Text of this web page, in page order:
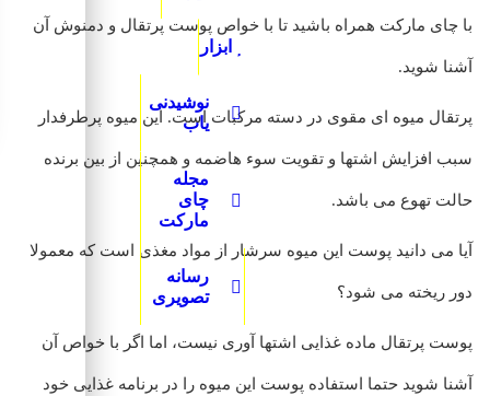
ابزار
نوشیدنی
یاب
مجله
چای
مارکت
رسانه
تصویری
با چای مارکت همراه باشید تا با خواص پوست پرتقال و دمنوش آن
آشنا شوید.
پرتقال میوه ای مقوی در دسته مرکبات است. این میوه پرطرفدار
سبب افزایش اشتها و تقویت سوء هاضمه و همچنین از بین برنده
حالت تهوع می باشد.
آیا می دانید پوست این میوه سرشار از مواد مغذی است که معمولا
دور ریخته می شود؟
پوست پرتقال ماده غذایی اشتها آوری نیست، اما اگر با خواص آن
آشنا شوید حتما استفاده پوست این میوه را در برنامه غذایی خود